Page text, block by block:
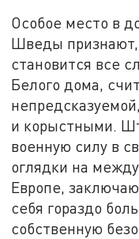
Особое место в
Шведы признают,
становится все
Белого дома,
и корыстными.
военную силу в
оглядки на
Европе,
себя гораздо
собственную